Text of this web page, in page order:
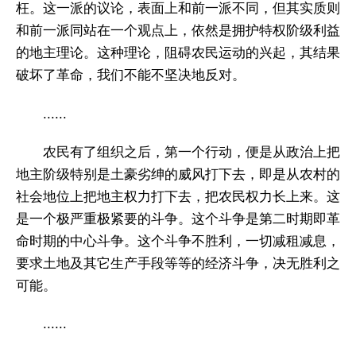
枉。这一派的议论，表面上和前一派不同，但其实质则
和前一派同站在一个观点上，依然是拥护特权阶级利益
的地主理论。这种理论，阻碍农民运动的兴起，其结果
破坏了革命，我们不能不坚决地反对。
......
农民有了组织之后，第一个行动，便是从政治上把
地主阶级特别是土豪劣绅的威风打下去，即是从农村的
社会地位上把地主权力打下去，把农民权力长上来。这
是一个极严重极紧要的斗争。这个斗争是第二时期即革
命时期的中心斗争。这个斗争不胜利，一切减租减息，
要求土地及其它生产手段等等的经济斗争，决无胜利之
可能。
......